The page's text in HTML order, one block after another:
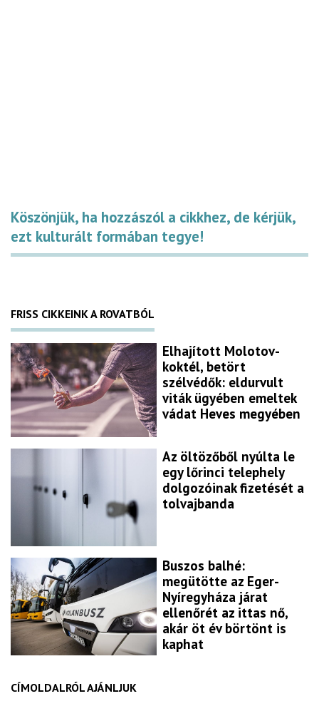
Köszönjük, ha hozzászól a cikkhez, de kérjük,
ezt kulturált formában tegye!
FRISS CIKKEINK A ROVATBÓL
Elhajított Molotov-
koktél, betört
szélvédők: eldurvult
viták ügyében emeltek
vádat Heves megyében
Az öltözőből nyúlta le
egy lőrinci telephely
dolgozóinak fizetését a
tolvajbanda
Buszos balhé:
megütötte az Eger-
Nyíregyháza járat
ellenőrét az ittas nő,
akár öt év börtönt is
kaphat
CÍMOLDALRÓL AJÁNLJUK